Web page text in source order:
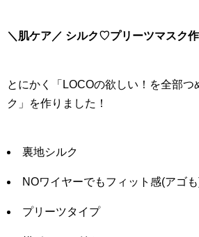
＼肌ケア／ シルク♡プリーツマスク
とにかく「LOCOの欲しい！を全部つ
ク」を作りました！
裏地シルク
NOワイヤーでもフィット感(アゴ
プリーツタイプ